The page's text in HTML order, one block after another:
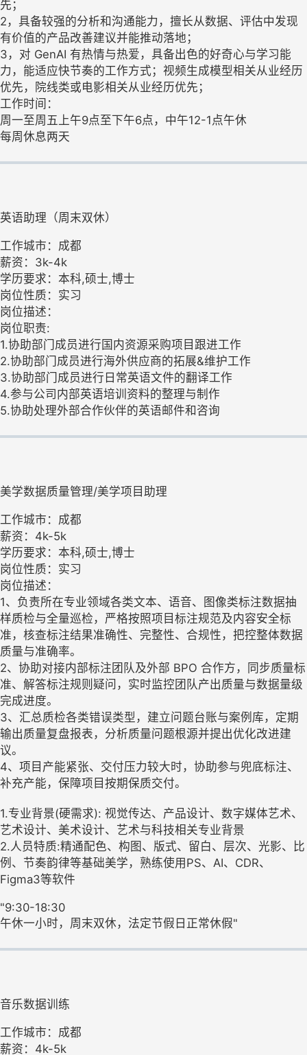
先；
2，具备较强的分析和沟通能力，擅长从数据、评估中发现
有价值的产品改善建议并能推动落地；
3，对 GenAI 有热情与热爱，具备出色的好奇心与学习能
力，能适应快节奏的工作方式；视频生成模型相关从业经历
优先，院线类或电影相关从业经历优先；
工作时间：
周一至周五上午9点至下午6点，中午12-1点午休
每周休息两天
英语助理（周末双休）
工作城市：成都
薪资：3k-4k
学历要求：本科,硕士,博士
岗位性质：实习
岗位描述：
岗位职责:
1.协助部门成员进行国内资源采购项目跟进工作
2.协助部门成员进行海外供应商的拓展&维护工作
3.协助部门成员进行日常英语文件的翻译工作
4.参与公司内部英语培训资料的整理与制作
5.协助处理外部合作伙伴的英语邮件和咨询
美学数据质量管理/美学项目助理
工作城市：成都
薪资：4k-5k
学历要求：本科,硕士,博士
岗位性质：实习
岗位描述：
1、负责所在专业领域各类文本、语音、图像类标注数据抽
样质检与全量巡检，严格按照项目标注规范及内容安全标
准，核查标注结果准确性、完整性、合规性，把控整体数据
质量与准确率。
2、协助对接内部标注团队及外部 BPO 合作方，同步质量标
准、解答标注规则疑问，实时监控团队产出质量与数据量级
完成进度。
3、汇总质检各类错误类型，建立问题台账与案例库，定期
输出质量复盘报表，分析质量问题根源并提出优化改进建
议。
4、项目产能紧张、交付压力较大时，协助参与兜底标注、
补充产能，保障项目按期保质交付。
1.专业背景(硬需求): 视觉传达、产品设计、数字媒体艺术、
艺术设计、美术设计、艺术与科技相关专业背景
2.人员特质:精通配色、构图、版式、留白、层次、光影、比
例、节奏韵律等基础美学，熟练使用PS、AI、CDR、
Figma3等软件
"9:30-18:30
午休一小时，周末双休，法定节假日正常休假"
音乐数据训练
工作城市：成都
薪资：4k-5k